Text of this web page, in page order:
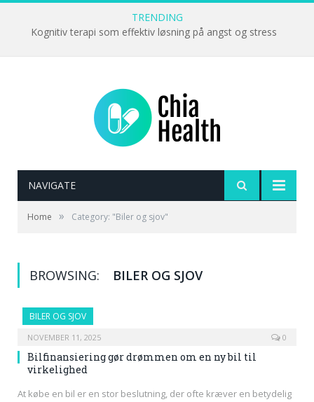
TRENDING
Kognitiv terapi som effektiv løsning på angst og stress
NAVIGATE
Home » Category: "Biler og sjov"
BROWSING: BILER OG SJOV
BILER OG SJOV
NOVEMBER 11, 2025 0
Bilfinansiering gør drømmen om en ny bil til
virkelighed
At købe en bil er en stor beslutning, der ofte kræver en betydelig